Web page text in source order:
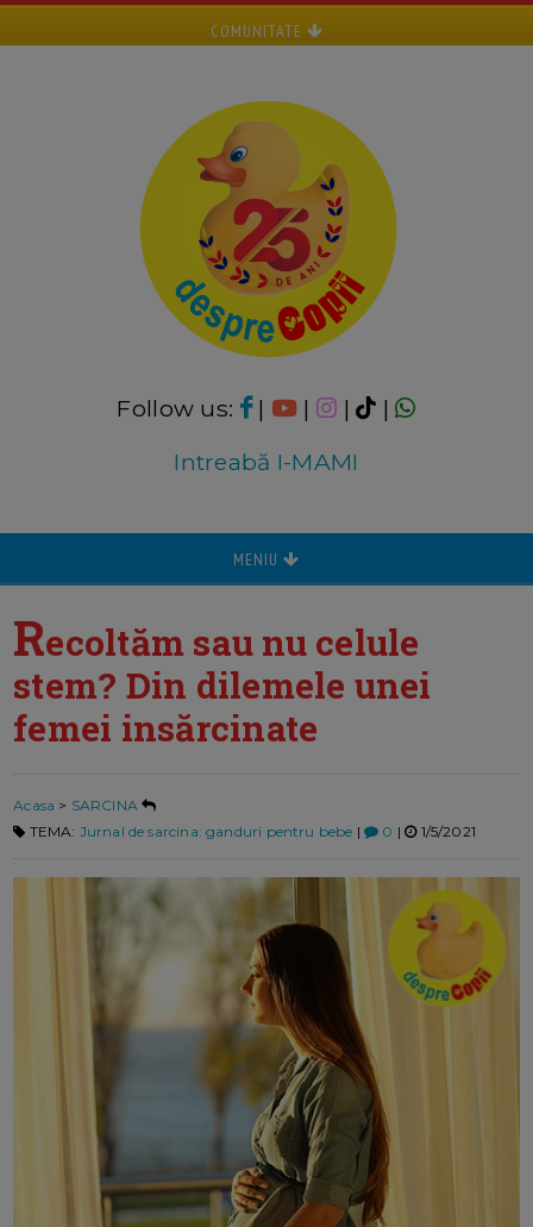
COMUNITATE
Follow us: | | |
|
Intreabă I-MAMI
MENIU
Recoltăm sau nu celule
stem? Din dilemele unei
femei insărcinate
Acasa > SARCINA
TEMA: Jurnal de sarcina: ganduri pentru bebe | 0 | 1/5/2021